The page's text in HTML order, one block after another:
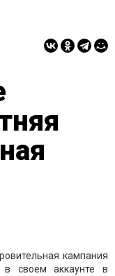
кампания
в своем аккаунте в